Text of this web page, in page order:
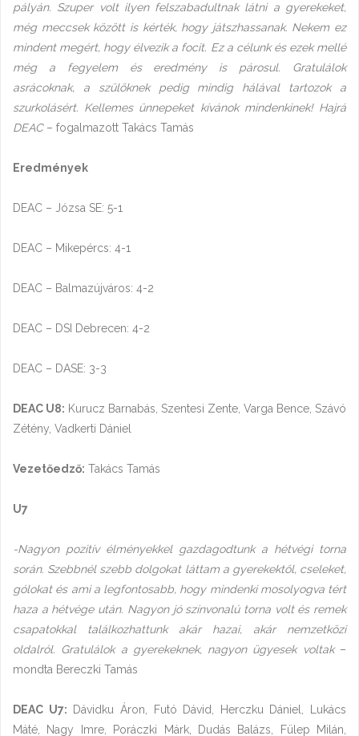
pályán. Szuper volt ilyen felszabadultnak látni a gyerekeket,
még meccsek között is kérték, hogy játszhassanak. Nekem ez
mindent megért, hogy élvezik a focit. Ez a célunk és ezek mellé
még a fegyelem és eredmény is párosul. Gratulálok
asrácoknak, a szülőknek pedig mindig hálával tartozok a
szurkolásért. Kellemes ünnepeket kívánok mindenkinek! Hajrá
DEAC– fogalmazott Takács Tamás
Eredmények
DEAC – Józsa SE: 5-1
DEAC – Mikepércs: 4-1
DEAC – Balmazújváros: 4-2
DEAC – DSI Debrecen: 4-2
DEAC – DASE: 3-3
DEAC U8: Kurucz Barnabás, Szentesi Zente, Varga Bence, Szávó
Zétény, Vadkerti Dániel
Vezetőedző: Takács Tamás
U7
-Nagyon pozitív élményekkel gazdagodtunk a hétvégi torna
során. Szebbnél szebb dolgokat láttam a gyerekektől, cseleket,
gólokat és ami a legfontosabb, hogy mindenki mosolyogva tért
haza a hétvége után. Nagyon jó színvonalú torna volt és remek
csapatokkal találkozhattunk akár hazai, akár nemzetközi
oldalról. Gratulálok a gyerekeknek, nagyon ügyesek voltak–
mondta Bereczki Tamás
DEAC U7: Dávidku Áron, Futó Dávid, Herczku Dániel, Lukács
Máté, Nagy Imre, Poráczki Márk, Dudás Balázs, Fülep Milán,